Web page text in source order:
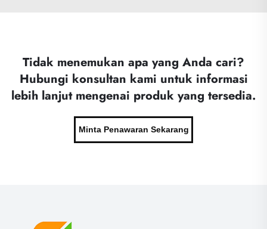
Tidak menemukan apa yang Anda cari?
Hubungi konsultan kami untuk informasi
lebih lanjut mengenai produk yang tersedia.
Minta Penawaran Sekarang